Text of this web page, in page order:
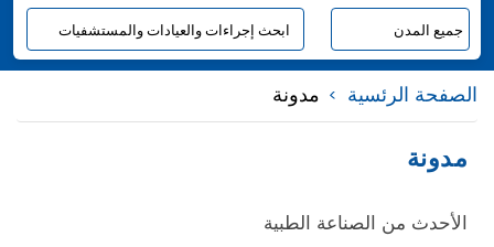
الصفحة الرئسية مدونة
مدونة
الأحدث من الصناعة الطبية